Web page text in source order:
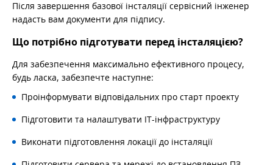
Після завершення базової інсталяції сервісний інженер
надасть вам документи для підпису.
Що потрібно підготувати перед інсталяцією?
Для забезпечення максимально ефективного процесу,
будь ласка, забезпечте наступне:
Проінформувати відповідальних про старт проекту
Підготовити та налаштувати IT-інфраструктуру
Виконати підготовлення локації до інсталяції